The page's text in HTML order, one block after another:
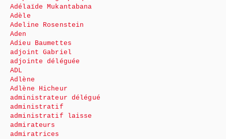
Adélaïde Mukantabana
Adèle
Adeline Rosenstein
Aden
Adieu Baumettes
adjoint Gabriel
adjointe déléguée
ADL
Adlène
Adlène Hicheur
administrateur délégué
administratif
administratif laisse
admirateurs
admiratrices